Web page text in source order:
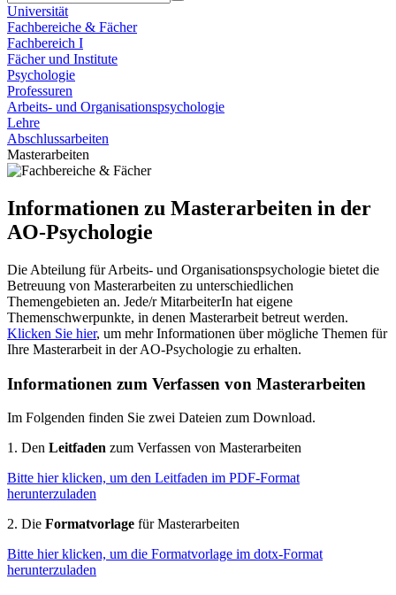
Universität
Fachbereiche & Fächer
Fachbereich I
Fächer und Institute
Psychologie
Professuren
Arbeits- und Organisationspsychologie
Lehre
Abschlussarbeiten
Masterarbeiten
Informationen zu Masterarbeiten in der
AO-Psychologie
Die Abteilung für Arbeits- und Organisationspsychologie bietet die
Betreuung von Masterarbeiten zu unterschiedlichen
Themengebieten an. Jede/r MitarbeiterIn hat eigene
Themenschwerpunkte, in denen Masterarbeit betreut werden.
Klicken Sie hier, um mehr Informationen über mögliche Themen für
Ihre Masterarbeit in der AO-Psychologie zu erhalten.
Informationen zum Verfassen von Masterarbeiten
Im Folgenden finden Sie zwei Dateien zum Download.
1. Den Leitfaden zum Verfassen von Masterarbeiten
Bitte hier klicken, um den Leitfaden im PDF-Format
herunterzuladen
2. Die Formatvorlage für Masterarbeiten
Bitte hier klicken, um die Formatvorlage im dotx-Format
herunterzuladen